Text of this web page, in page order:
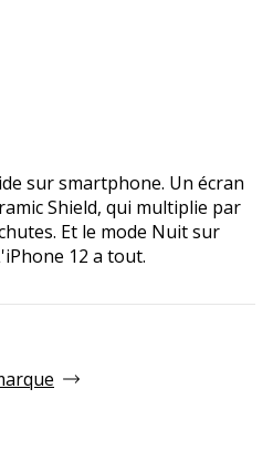
sur smartphone. Un écran
Shield, qui multiplie par
Et le mode Nuit sur
12 a tout.